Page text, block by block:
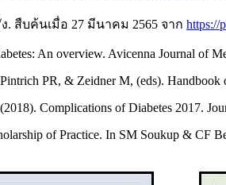
สืบค้นเมื่อ 27 มีนาคม 2565 จาก https://
An overview. Avicenna Journal of
PR, & Zeidner M, (eds).
Complications of Diabetes 2017.
of Practice. In SM Soukup & CF